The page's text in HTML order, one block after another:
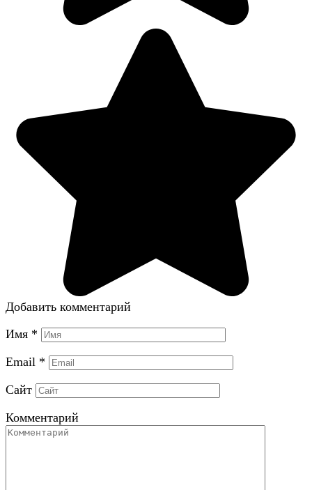
Добавить комментарий
Имя *
Email *
Сайт
Комментарий